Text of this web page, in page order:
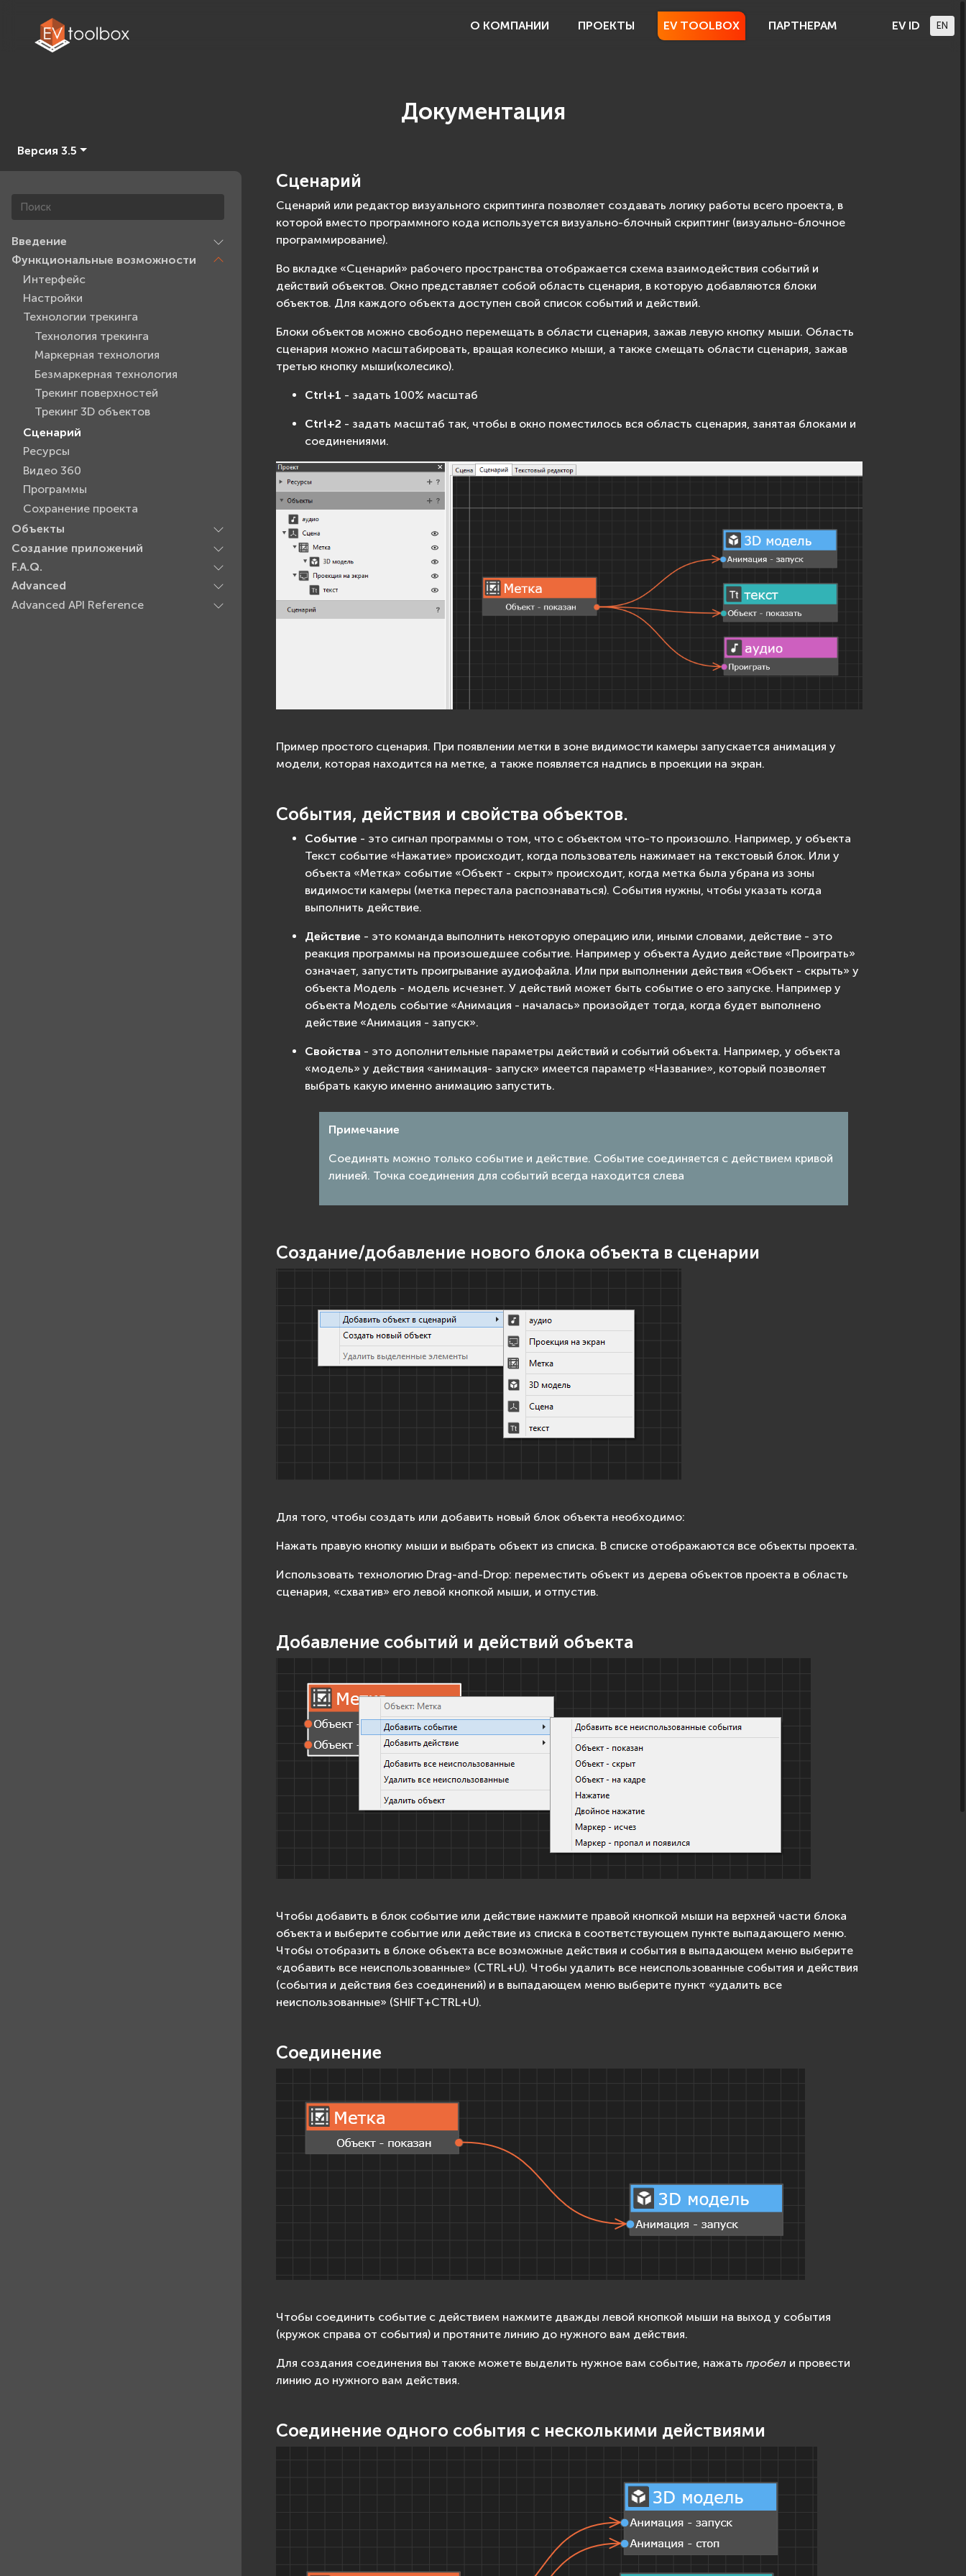
О КОМПАНИИ ПРОЕКТЫ EV TOOLBOX ПАРТНЕРАМ EV ID EN
Документация
Версия 3.5
Введение
Функциональные возможности
Интерфейс
Настройки
Технологии трекинга
Технология трекинга
Маркерная технология
Безмаркерная технология
Трекинг поверхностей
Трекинг 3D объектов
Сценарий
Ресурсы
Видео 360
Программы
Сохранение проекта
Объекты
Создание приложений
F.A.Q.
Advanced
Advanced API Reference
Сценарий
Сценарий или редактор визуального скриптинга позволяет создавать логику работы всего проекта, в
которой вместо программного кода используется визуально-блочный скриптинг (визуально-блочное
программирование).
Во вкладке «Сценарий» рабочего пространства отображается схема взаимодействия событий и
действий объектов. Окно представляет собой область сценария, в которую добавляются блоки
объектов. Для каждого объекта доступен свой список событий и действий.
Блоки объектов можно свободно перемещать в области сценария, зажав левую кнопку мыши. Область
сценария можно масштабировать, вращая колесико мыши, а также смещать области сценария, зажав
третью кнопку мыши(колесико).
Ctrl+1 - задать 100% масштаб
Ctrl+2 - задать масштаб так, чтобы в окно поместилось вся область сценария, занятая блоками и
соединениями.
Пример простого сценария. При появлении метки в зоне видимости камеры запускается анимация у
модели, которая находится на метке, а также появляется надпись в проекции на экран.
События, действия и свойства объектов.
Событие - это сигнал программы о том, что с объектом что-то произошло. Например, у объекта
Текст событие «Нажатие» происходит, когда пользователь нажимает на текстовый блок. Или у
объекта «Метка» событие «Объект - скрыт» происходит, когда метка была убрана из зоны
видимости камеры (метка перестала распознаваться). События нужны, чтобы указать когда
выполнить действие.
Действие - это команда выполнить некоторую операцию или, иными словами, действие - это
реакция программы на произошедшее событие. Например у объекта Аудио действие «Проиграть»
означает, запустить проигрывание аудиофайла. Или при выполнении действия «Объект - скрыть» у
объекта Модель - модель исчезнет. У действий может быть событие о его запуске. Например у
объекта Модель событие «Анимация - началась» произойдет тогда, когда будет выполнено
действие «Анимация - запуск».
Свойства - это дополнительные параметры действий и событий объекта. Например, у объекта
«модель» у действия «анимация- запуск» имеется параметр «Название», который позволяет
выбрать какую именно анимацию запустить.
Примечание
Соединять можно только событие и действие. Событие соединяется с действием кривой
линией. Точка соединения для событий всегда находится слева
Создание/добавление нового блока объекта в сценарии
Для того, чтобы создать или добавить новый блок объекта необходимо:
Нажать правую кнопку мыши и выбрать объект из списка. В списке отображаются все объекты проекта.
Использовать технологию Drag-and-Drop: переместить объект из дерева объектов проекта в область
сценария, «схватив» его левой кнопкой мыши, и отпустив.
Добавление событий и действий объекта
Чтобы добавить в блок событие или действие нажмите правой кнопкой мыши на верхней части блока
объекта и выберите событие или действие из списка в соответствующем пункте выпадающего меню.
Чтобы отобразить в блоке объекта все возможные действия и события в выпадающем меню выберите
«добавить все неиспользованные» (CTRL+U). Чтобы удалить все неиспользованные события и действия
(события и действия без соединений) и в выпадающем меню выберите пункт «удалить все
неиспользованные» (SHIFT+CTRL+U).
Соединение
Чтобы соединить событие с действием нажмите дважды левой кнопкой мыши на выход у события
(кружок справа от события) и протяните линию до нужного вам действия.
Для создания соединения вы также можете выделить нужное вам событие, нажать пробел и провести
линию до нужного вам действия.
Соединение одного события с несколькими действиями